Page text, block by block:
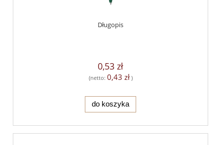
Długopis
0,53 zł
(netto: 0,43 zł)
do koszyka